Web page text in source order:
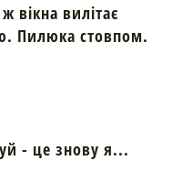
вікна вилітає
Пилюка стовпом.
- це знову я...